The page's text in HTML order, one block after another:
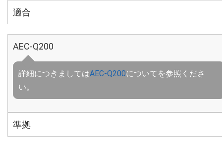
適合
AEC-Q200
詳細につきましてはAEC-Q200についてを参照くださ
い。
準拠